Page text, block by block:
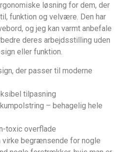
løsning for dem, der
funktion og velvære. Den har
og jeg kan varmt anbefale
deres arbejdsstilling uden
eller funktion.
der passer til moderne
tilpasning
– behagelig hele
toxic overflade
virke begrænsende for nogle